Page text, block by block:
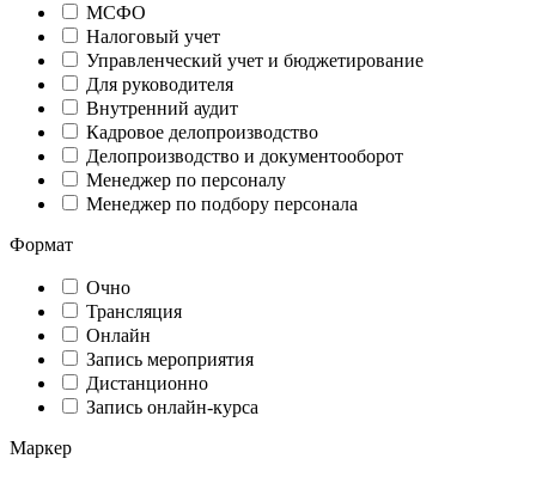
МСФО
Налоговый учет
Управленческий учет и бюджетирование
Для руководителя
Внутренний аудит
Кадровое делопроизводство
Делопроизводство и документооборот
Менеджер по персоналу
Менеджер по подбору персонала
Формат
Очно
Трансляция
Онлайн
Запись мероприятия
Дистанционно
Запись онлайн-курса
Маркер